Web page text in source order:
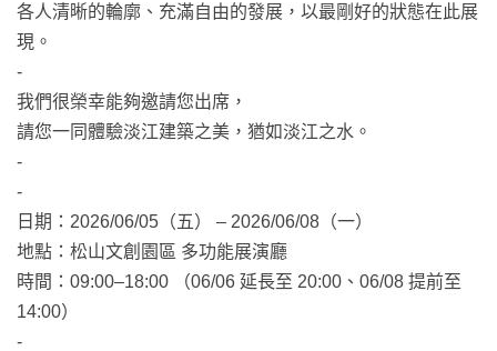
各人清晰的輪廓、充滿自由的發展，以最剛好的狀態在此展
現。
-
我們很榮幸能夠邀請您出席，
請您一同體驗淡江建築之美，猶如淡江之水。
-
-
日期：2026/06/05（五） – 2026/06/08（一）
地點：松山文創園區 多功能展演廳
時間：09:00–18:00 （06/06 延長至 20:00、06/08 提前至
14:00）
-